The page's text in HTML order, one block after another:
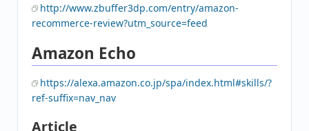
http://www.zbuffer3dp.com/entry/amazon-
recommerce-review?utm_source=feed
Amazon Echo
https://alexa.amazon.co.jp/spa/index.html#skills/?
ref-suffix=nav_nav
Article